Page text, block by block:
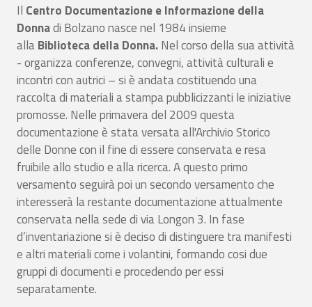
Il Centro Documentazione e Informazione della
Donnadi Bolzano nasce nel 1984 insieme
allaBiblioteca della Donna.Nel corso della sua attività
- organizza conferenze, convegni, attività culturali e
incontri con autrici – si è andata costituendo una
raccolta di materiali a stampa pubblicizzanti le iniziative
promosse. Nelle primavera del 2009 questa
documentazione è stata versata all'Archivio Storico
delle Donne con il fine di essere conservata e resa
fruibile allo studio e alla ricerca. A questo primo
versamento seguirà poi un secondo versamento che
interesserà la restante documentazione attualmente
conservata nella sede di via Longon 3. In fase
d’inventariazione si è deciso di distinguere tra manifesti
e altri materiali come i volantini, formando cosi due
gruppi di documenti e procedendo per essi
separatamente.